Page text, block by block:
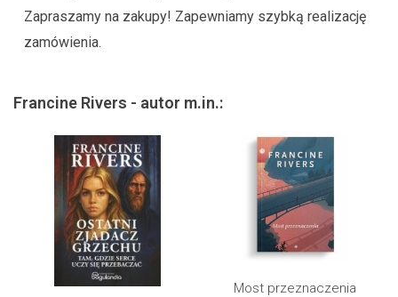
Zapraszamy na zakupy! Zapewniamy szybką realizację
zamówienia.
Francine Rivers - autor m.in.:
Most przeznaczenia